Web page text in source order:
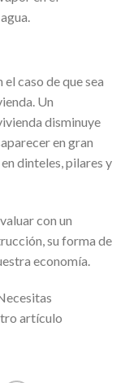
el caso de que sea
Un
disminuye
en gran
dinteles, pilares y
con un
su forma de
economía.
artículo